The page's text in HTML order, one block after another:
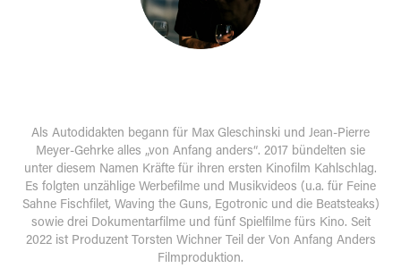
Als Autodidakten begann für Max Gleschinski und Jean-Pierre
Meyer-Gehrke alles „von Anfang anders“. 2017 bündelten sie
unter diesem Namen Kräfte für ihren ersten Kinofilm Kahlschlag.
Es folgten unzählige Werbefilme und Musikvideos (u.a. für Feine
Sahne Fischfilet, Waving the Guns, Egotronic und die Beatsteaks)
sowie drei Dokumentarfilme und fünf Spielfilme fürs Kino. Seit
2022 ist Produzent Torsten Wichner Teil der Von Anfang Anders
Filmproduktion.